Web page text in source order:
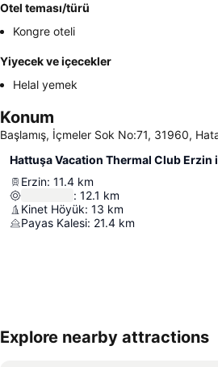
Otel teması/türü
Kongre oteli
Yiyecek ve içecekler
Helal yemek
Konum
Başlamış, İçmeler Sok No:71, 31960,
Hattuşa Vacation Thermal Club Erzin
Erzin: 11.4 km
: 12.1 km
Kinet Höyük: 13 km
Payas Kalesi: 21.4 km
Explore nearby attractions